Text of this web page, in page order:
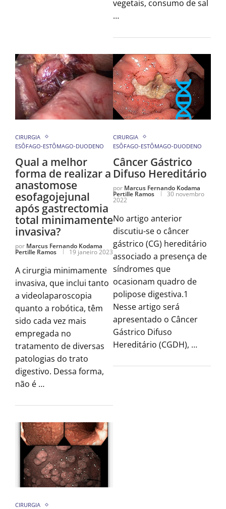
vegetais, consumo de sal
…
CIRURGIA
ESÔFAGO-ESTÔMAGO-DUODENO
Qual a melhor
forma de realizar a
anastomose
esofagojejunal
após gastrectomia
total minimamente
invasiva?
por Marcus Fernando Kodama
Pertille Ramos 19 janeiro 2023
A cirurgia minimamente
invasiva, que inclui tanto
a videolaparoscopia
quanto a robótica, têm
sido cada vez mais
empregada no
tratamento de diversas
patologias do trato
digestivo. Dessa forma,
não é …
CIRURGIA
ESÔFAGO-ESTÔMAGO-DUODENO
Câncer Gástrico
Difuso Hereditário
por Marcus Fernando Kodama
Pertille Ramos 30 novembro
2022
No artigo anterior
discutiu-se o câncer
gástrico (CG) hereditário
associado a presença de
síndromes que
ocasionam quadro de
polipose digestiva.1
Nesse artigo será
apresentado o Câncer
Gástrico Difuso
Hereditário (CGDH), …
CIRURGIA